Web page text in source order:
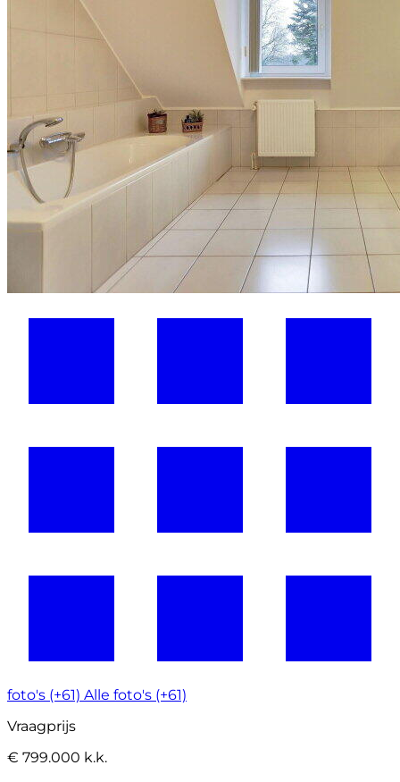
foto's (+61) Alle foto's (+61)
Vraagprijs
€ 799.000 k.k.